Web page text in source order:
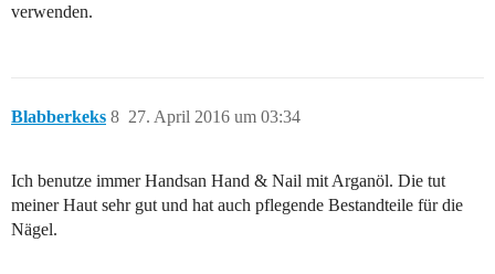
verwenden.
Blabberkeks 27. April 2016 um 03:34
8
Ich benutze immer Handsan Hand & Nail mit Arganöl. Die tut
meiner Haut sehr gut und hat auch pflegende Bestandteile für die
Nägel.